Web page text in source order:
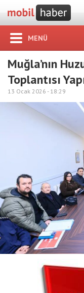
MENÜ
Muğla’nın
Toplantısı
13 Ocak 2026 - 18:29